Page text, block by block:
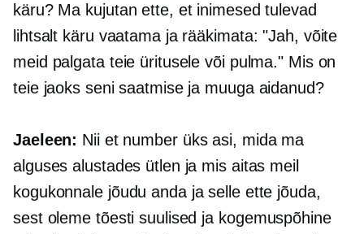
käru? Ma kujutan ette, et inimesed tulevad
lihtsalt käru vaatama ja rääkimata: "Jah, võite
meid palgata teie üritusele või pulma." Mis on
teie jaoks seni saatmise ja muuga aidanud?
Jaeleen: Nii et number üks asi, mida ma
alguses alustades ütlen ja mis aitas meil
kogukonnale jõudu anda ja selle ette jõuda,
sest oleme tõesti suulised ja kogemuspõhine